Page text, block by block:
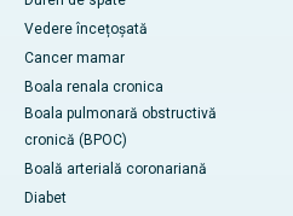
Vedere încețoșată
Cancer mamar
Boala renala cronica
Boala pulmonară obstructivă
cronică (BPOC)
Boală arterială coronariană
Diabet